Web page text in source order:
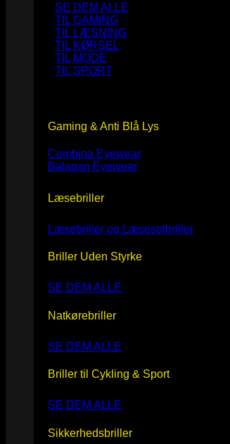
SE DEM ALLE
TIL GAMING
TIL LÆSNING
TIL KØRSEL
TIL MODE
TIL SPORT
Gaming & Anti Blå Lys
Combina Eyewear
Balagan Eyewear
Læsebriller
Læsebriller og Læsesolbriller
Briller Uden Styrke
SE DEM ALLE
Natkørebriller
SE DEM ALLE
Briller til Cykling & Sport
SE DEM ALLE
Sikkerhedsbriller